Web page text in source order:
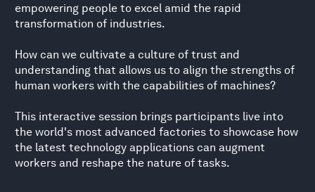
empowering people to excel amid the rapid
transformation of industries.
How can we cultivate a culture of trust and
understanding that allows us to align the strengths of
human workers with the capabilities of machines?
This interactive session brings participants live into
the world's most advanced factories to showcase how
the latest technology applications can augment
workers and reshape the nature of tasks.